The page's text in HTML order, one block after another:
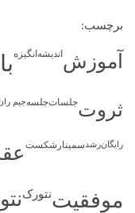
برچسب:
آموزش اندیشه انگیزه
ثروتجلساتجلسهجیم
رایگانرشد سمینار شکست
موفقیتنتورک